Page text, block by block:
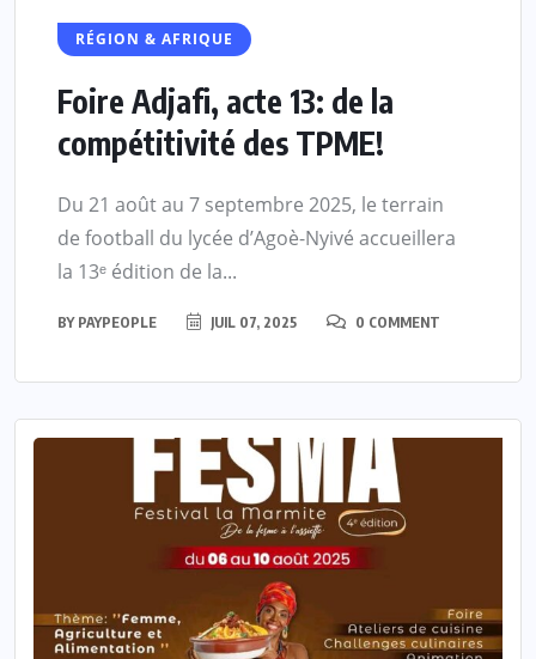
RÉGION & AFRIQUE
Foire Adjafi, acte 13: de la
compétitivité des TPME!
Du 21 août au 7 septembre 2025, le terrain
de football du lycée d’Agoè-Nyivé accueillera
la 13ᵉ édition de la...
BY PAYPEOPLE JUIL 07, 2025 0 COMMENT